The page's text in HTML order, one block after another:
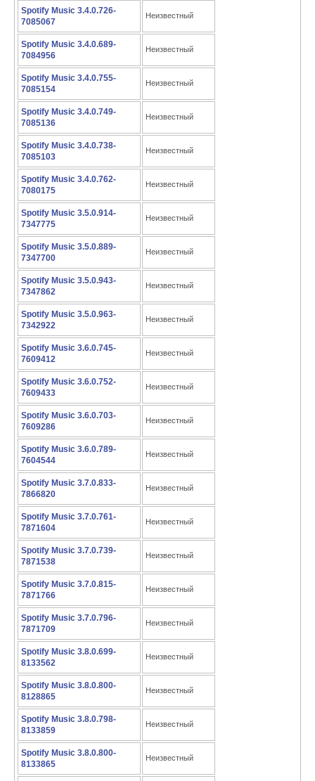
Spotify Music 3.4.0.726-
7085067
Неизвестный
Spotify Music 3.4.0.689-
7084956
Неизвестный
Spotify Music 3.4.0.755-
7085154
Неизвестный
Spotify Music 3.4.0.749-
7085136
Неизвестный
Spotify Music 3.4.0.738-
7085103
Неизвестный
Spotify Music 3.4.0.762-
7080175
Неизвестный
Spotify Music 3.5.0.914-
7347775
Неизвестный
Spotify Music 3.5.0.889-
7347700
Неизвестный
Spotify Music 3.5.0.943-
7347862
Неизвестный
Spotify Music 3.5.0.963-
7342922
Неизвестный
Spotify Music 3.6.0.745-
7609412
Неизвестный
Spotify Music 3.6.0.752-
7609433
Неизвестный
Spotify Music 3.6.0.703-
7609286
Неизвестный
Spotify Music 3.6.0.789-
7604544
Неизвестный
Spotify Music 3.7.0.833-
7866820
Неизвестный
Spotify Music 3.7.0.761-
7871604
Неизвестный
Spotify Music 3.7.0.739-
7871538
Неизвестный
Spotify Music 3.7.0.815-
7871766
Неизвестный
Spotify Music 3.7.0.796-
7871709
Неизвестный
Spotify Music 3.8.0.699-
8133562
Неизвестный
Spotify Music 3.8.0.800-
8128865
Неизвестный
Spotify Music 3.8.0.798-
8133859
Неизвестный
Spotify Music 3.8.0.800-
8133865
Неизвестный